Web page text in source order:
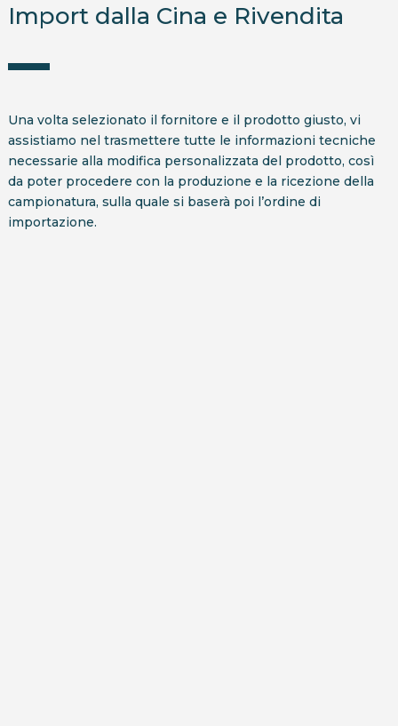
Import dalla Cina e Rivendita
Una volta selezionato il fornitore e il prodotto giusto, vi
assistiamo nel trasmettere tutte le informazioni tecniche
necessarie alla modifica personalizzata del prodotto, così
da poter procedere con la produzione e la ricezione della
campionatura, sulla quale si baserà poi l’ordine di
importazione.